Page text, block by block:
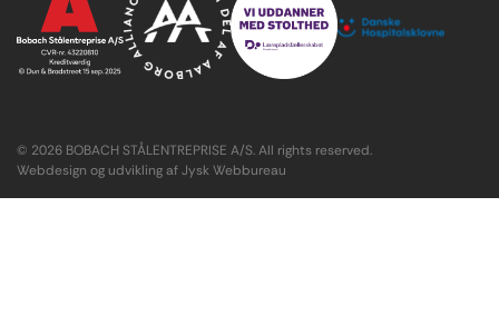
© 2026 BOBACH STÅLENTREPRISE A/S. All rights reserved.
Webdesign og udvikling af Jysk Webbureau